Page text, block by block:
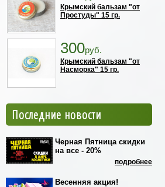
Крымский бальзам "от
Простуды" 15 гр.
300руб.
Крымский бальзам "от
Насморка" 15 гр.
Последние новости
Черная Пятница скидки
на все - 20%
подробнее
Весенняя акция!